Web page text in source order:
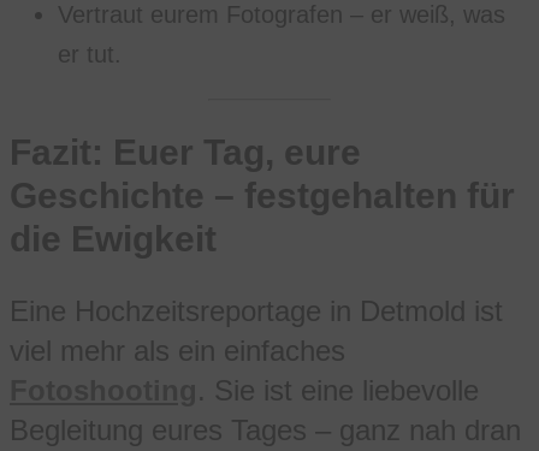
Vertraut eurem Fotografen – er weiß, was
er tut.
Fazit: Euer Tag, eure
Geschichte – festgehalten für
die Ewigkeit
Eine Hochzeitsreportage in Detmold ist
viel mehr als ein einfaches
. Sie ist eine liebevolle
Begleitung eures Tages – ganz nah dran